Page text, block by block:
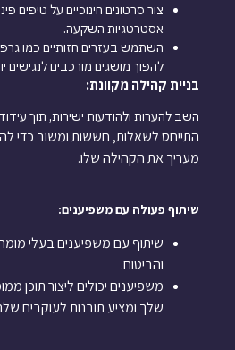
צור סרטונים חינוכיים על טיפים
אסטרטגיות השקעה.
השתמש בעזרים חזותיים כמו
להפוך מושגים מורכבים לנגישים
בניית קהילה מקוונת:
השב להערות ולהודעות ישירות, תוך
התייחס לשאלות, חששות ומשוב כדי
מעריך את הקהילה שלו.
שיתוף פעולה עם משפיענים:
שיתוף עם משפיענים בעלי
והביטוח.
משפיענים יכולים ליצור תוכן
שלך ומציע תובנות לעוקבים